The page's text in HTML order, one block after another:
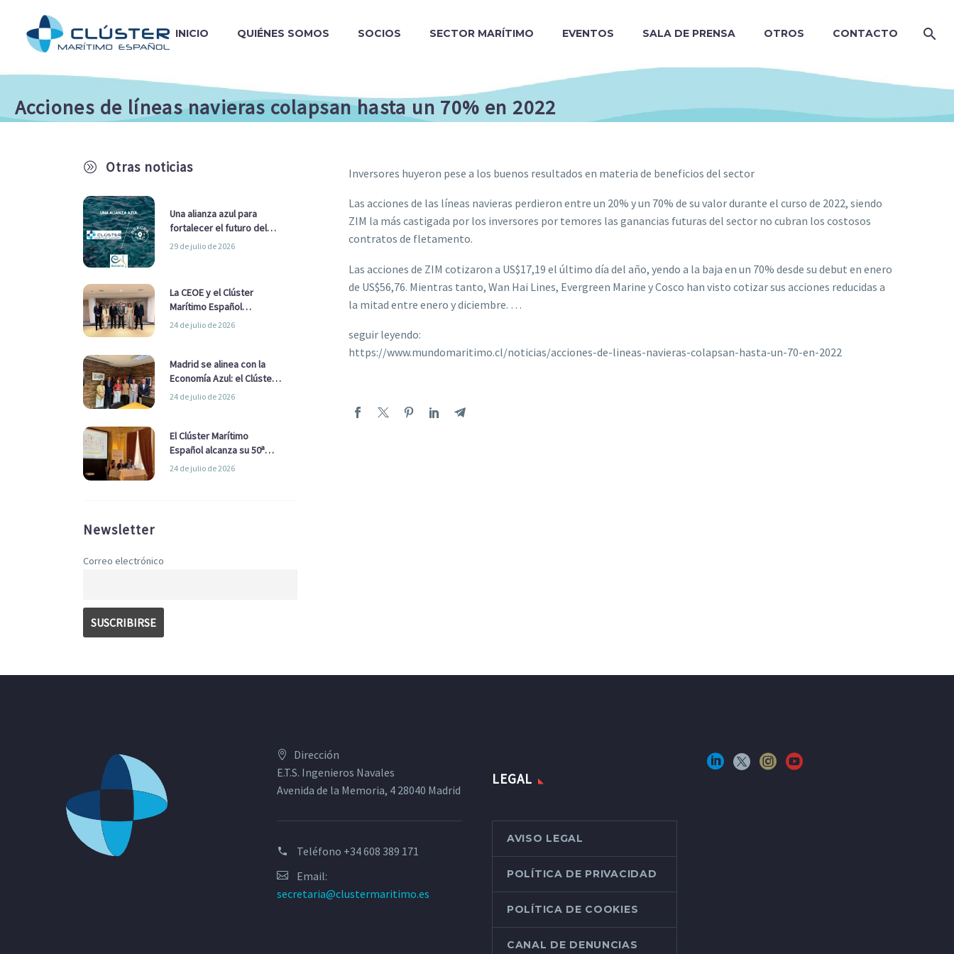
INICIO QUIÉNES SOMOS SOCIOS SECTOR MARÍTIMO EVENTOS SALA DE PRENSA OTROS CONTACTO
Acciones de líneas navieras colapsan hasta un 70% en 2022
A Otras noticias
Una alianza azul para
fortalecer el futuro del
sector marítimo
29 de julio de 2026
La CEOE y el Clúster
Marítimo Español
refuerzan su alianza para
24 de julio de 2026
Madrid se alinea con la
Economía Azul: el Clúster
Marítimo Español y la Real
Ayuntamiento
24 de julio de 2026
El Clúster Marítimo
Español alcanza su 50ª
Asamblea reafirmando su
24 de julio de 2026
Newsletter
Correo electrónico
Inversores huyeron pese a los buenos resultados en materia de beneficios del sector
Las acciones de las líneas navieras perdieron entre un 20% y un 70% de su valor durante el curso de 2022, siendo
ZIM la más castigada por los inversores por temores las ganancias futuras del sector no cubran los costosos
contratos de fletamento.
Las acciones de ZIM cotizaron a US$17,19 el último día del año, yendo a la baja en un 70% desde su debut en enero
de US$56,76. Mientras tanto, Wan Hai Lines, Evergreen Marine y Cosco han visto cotizar sus acciones reducidas a
la mitad entre enero y diciembre. …
seguir leyendo:
https://www.mundomaritimo.cl/noticias/acciones-de-lineas-navieras-colapsan-hasta-un-70-en-2022
Dirección
E.T.S. Ingenieros Navales
Avenida de la Memoria, 4 28040 Madrid
Teléfono +34 608 389 171
Email:
secretaria@clustermaritimo.es
LEGAL
AVISO LEGAL
POLÍTICA DE PRIVACIDAD
POLÍTICA DE COOKIES
CANAL DE DENUNCIAS